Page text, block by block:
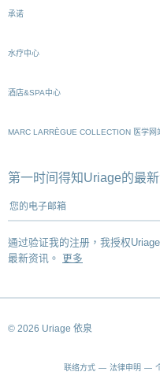
承诺
水疗中心
酒店&SPA中心
MARC LARRÈGUE COLLECTION 医学网
第一时间得知Uriage的最
您的电子邮箱
通过验证我的注册，我授权
最新资讯。 更多
© 2026 Uriage 依泉
联络方式 法律申明